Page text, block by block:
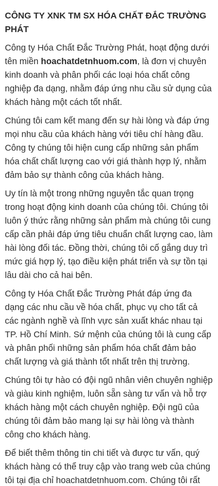
CÔNG TY XNK TM SX HÓA CHẤT ĐẮC TRƯỜNG
PHÁT
Công ty Hóa Chất Đắc Trường Phát, hoạt động dưới
tên miền hoachatdetnhuom.com, là đơn vị chuyên
kinh doanh và phân phối các loại hóa chất công
nghiệp đa dạng, nhằm đáp ứng nhu cầu sử dụng của
khách hàng một cách tốt nhất.
Chúng tôi cam kết mang đến sự hài lòng và đáp ứng
mọi nhu cầu của khách hàng với tiêu chí hàng đầu.
Công ty chúng tôi hiện cung cấp những sản phẩm
hóa chất chất lượng cao với giá thành hợp lý, nhằm
đảm bảo sự thành công của khách hàng.
Uy tín là một trong những nguyên tắc quan trọng
trong hoạt động kinh doanh của chúng tôi. Chúng tôi
luôn ý thức rằng những sản phẩm mà chúng tôi cung
cấp cần phải đáp ứng tiêu chuẩn chất lượng cao, làm
hài lòng đối tác. Đồng thời, chúng tôi cố gắng duy trì
mức giá hợp lý, tạo điều kiện phát triển và sự tồn tại
lâu dài cho cả hai bên.
Công ty Hóa Chất Đắc Trường Phát đáp ứng đa
dạng các nhu cầu về hóa chất, phục vụ cho tất cả
các ngành nghề và lĩnh vực sản xuất khác nhau tại
TP. Hồ Chí Minh. Sứ mệnh của chúng tôi là cung cấp
và phân phối những sản phẩm hóa chất đảm bảo
chất lượng và giá thành tốt nhất trên thị trường.
Chúng tôi tự hào có đội ngũ nhân viên chuyên nghiệp
và giàu kinh nghiệm, luôn sẵn sàng tư vấn và hỗ trợ
khách hàng một cách chuyên nghiệp. Đội ngũ của
chúng tôi đảm bảo mang lại sự hài lòng và thành
công cho khách hàng.
Để biết thêm thông tin chi tiết và được tư vấn, quý
khách hàng có thể truy cập vào trang web của chúng
tôi tại địa chỉ hoachatdetnhuom.com. Chúng tôi rất